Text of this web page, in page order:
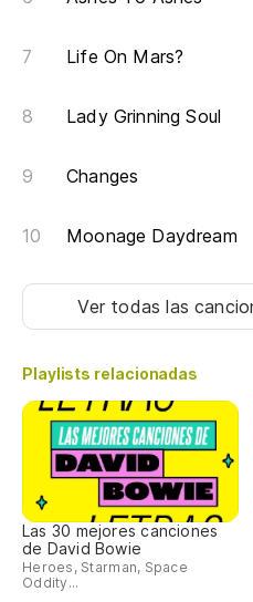
Life On Mars?
Lady Grinning Soul
Changes
Moonage Daydream
Ver todas las
Playlists relacionadas
Las 30 mejores canciones
de David Bowie
Heroes, Starman, Space
Oddity...